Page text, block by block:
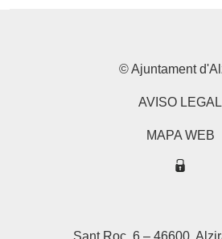
© Ajuntament
AVISO LEGAL
MAPA WEB